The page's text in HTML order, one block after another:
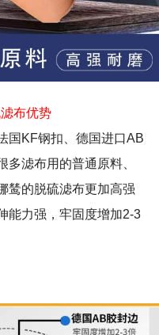
布优势
国KF钢扣、德国进口AB
多滤布用的普通原料、
鸶的脱硫滤布更加高强
能力强，牢固度增加2-3